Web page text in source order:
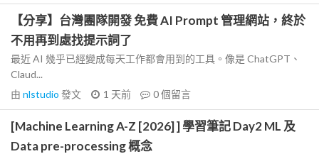
【分享】台灣團隊開發 免費 AI Prompt 管理網站，終於
不用再到處找提示詞了
最近 AI 幾乎已經變成每天工作都會用到的工具。像是 ChatGPT、
Claud...
由 nlstudio 發文 1 天前 0個留言
[Machine Learning A-Z [2026] ] 學習筆記 Day2 ML 及
Data pre-processing 概念